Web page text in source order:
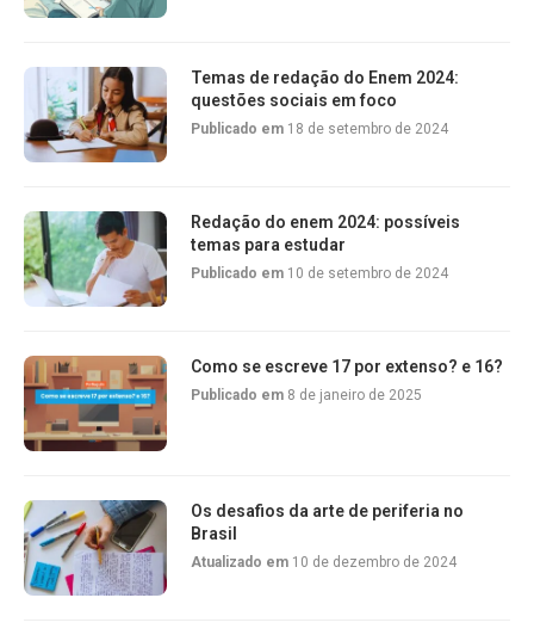
Temas de redação do Enem 2024:
questões sociais em foco
Publicado em 18 de setembro de 2024
Redação do enem 2024: possíveis
temas para estudar
Publicado em 10 de setembro de 2024
Como se escreve 17 por extenso? e 16?
Publicado em 8 de janeiro de 2025
Os desafios da arte de periferia no
Brasil
Atualizado em 10 de dezembro de 2024